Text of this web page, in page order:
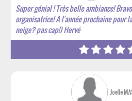
Super génial ! Très belle ambiance!
organisatrice! A l'année prochaine pour
neige? pas cap!) Hervé
Joelle